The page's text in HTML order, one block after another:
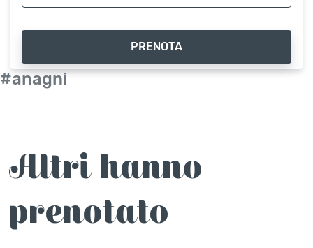
PRENOTA
#anagni
Altri hanno
prenotato